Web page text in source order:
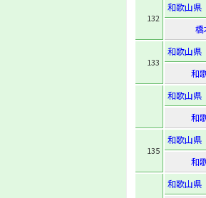
132
和歌山県
橋
133
和歌山県
和
和歌山県
和
135
和歌山県
和
和歌山県